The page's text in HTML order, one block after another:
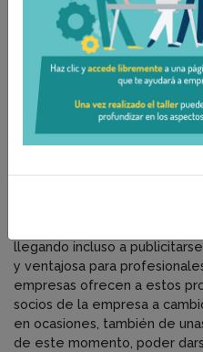
Son muchas las personas
FEVECTA interesándose por
llamadas ‘cooperativas de
realizan actividades
que tienen en común no
de facturación para
de una manera estable y
buscan alternativas a la hora
Estas cooperativas
un fenómeno que ha
económica y que está
llegando incluso a
y ventajosa para
empresas ofrecen a estos
socios de la empresa a
en ocasiones, también de
de este momento, poder